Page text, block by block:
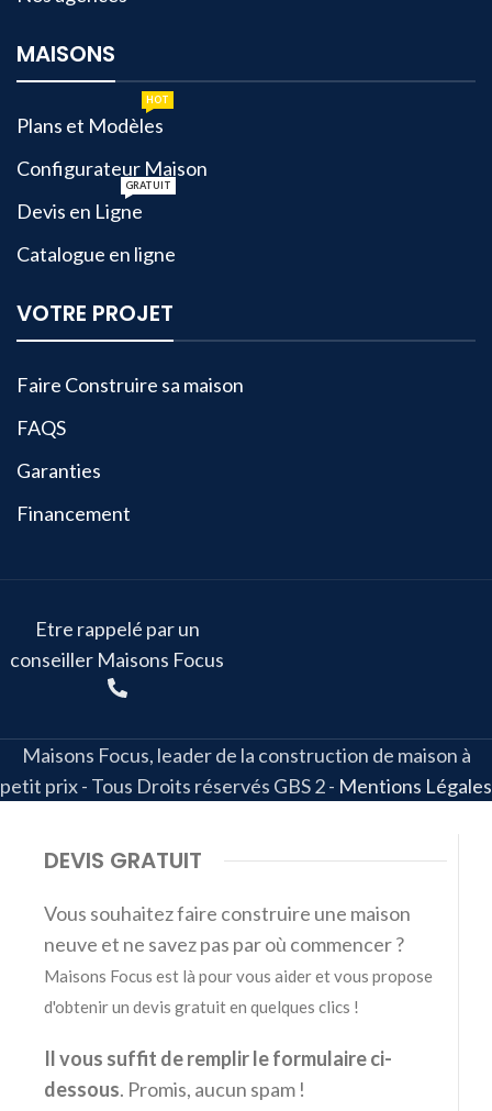
MAISONS
Plans et Modèles
HOT
Configurateur Maison
Devis en Ligne
GRATUIT
Catalogue en ligne
VOTRE PROJET
Faire Construire sa maison
FAQS
Garanties
Financement
Etre rappelé par un
conseiller Maisons Focus
Maisons Focus, leader de la construction de maison à
petit prix - Tous Droits réservés GBS 2- Mentions Légales
DEVIS GRATUIT
Vous souhaitez faire construire une maison
neuve et ne savez pas par où commencer ?
Maisons Focus est là pour vous aider et vous propose
d'obtenir un devis gratuit en quelques clics !
Il vous suffit de remplir le formulaire ci-
dessous. Promis, aucun spam !